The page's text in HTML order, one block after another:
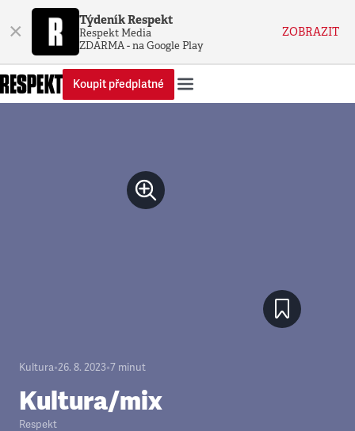
× Týdeník Respekt
Respekt Media
ZDARMA - na Google Play
ZOBRAZIT
Koupit předplatné
Kultura•26. 8. 2023•7 minut
Kultura/mix
Respekt